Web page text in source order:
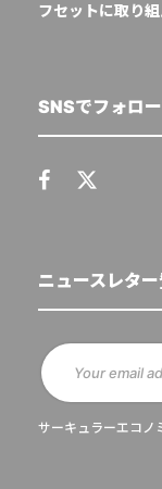
フセットに取り
SNSでフォロ
ニュースレタ
サーキュラーエコノ